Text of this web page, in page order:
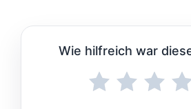
Wie hilfreich war